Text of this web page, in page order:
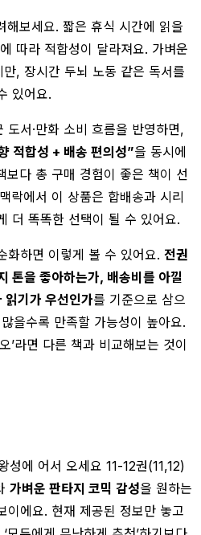
해보세요. 짧은 휴식 시간에 읽을
따라 적합성이 달라져요. 가벼운
, 장시간 두뇌 노동 같은 독서를
있어요.
서·만화 소비 흐름을 반영하면,
적합성 + 배송 편의성”을 동시에
다 총 구매 경험이 좋은 책이 선
락에서 이 상품은 합배송과 시리
더 똑똑한 선택이 될 수 있어요.
화하면 이렇게 볼 수 있어요. 전권
톤을 좋아하는가, 배송비를 아낄
읽기가 우선인가를 기준으로 삼으
을수록 만족할 가능성이 높아요.
’라면 다른 책과 비교해보는 것이
성에 어서 오세요 11-12권(11,12)
가벼운 판타지 코믹 감성을 원하는
이에요. 현재 제공된 정보만 놓고